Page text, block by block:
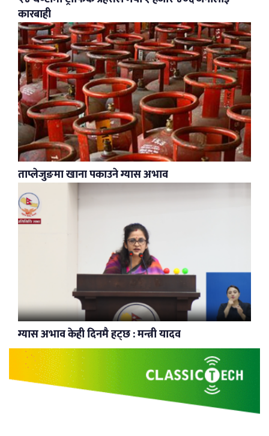
कारबाही
ताप्लेजुङमा खाना पकाउने ग्यास अभाव
ग्यास अभाव केही दिनमै हट्छ : मन्त्री यादव